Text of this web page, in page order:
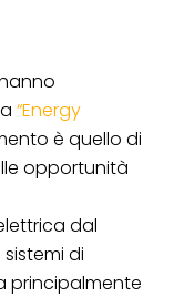
“Energy
è quello di
opportunità
dal
sistemi di
principalmente